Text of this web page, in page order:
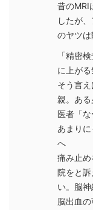
昔のMRI
したが
のヤツ
「精密
に上がる
そう言
親。あ
医者「な
あまり
へ
痛み止
院をと
い。脳
脳出血